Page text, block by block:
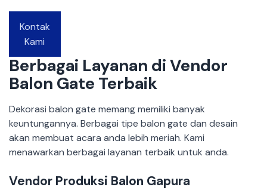
Kontak
Kami
Berbagai Layanan di Vendor
Balon Gate Terbaik
Dekorasi balon gate memang memiliki banyak
keuntungannya. Berbagai tipe balon gate dan desain
akan membuat acara anda lebih meriah. Kami
menawarkan berbagai layanan terbaik untuk anda.
Vendor Produksi Balon Gapura